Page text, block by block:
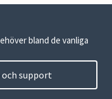
bland de vanliga
support